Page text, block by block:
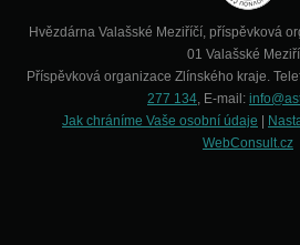
Hvězdárna Valašské Meziříčí, příspěvková
01 Valašské
Příspěvková organizace Zlínského kraje.
277 134, E-mail:
Jak chráníme Vaše osobní údaje
WebConsult.cz